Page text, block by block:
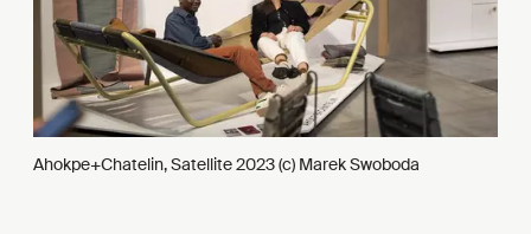
Ahokpe+Chatelin, Satellite 2023 (c) Marek Swoboda